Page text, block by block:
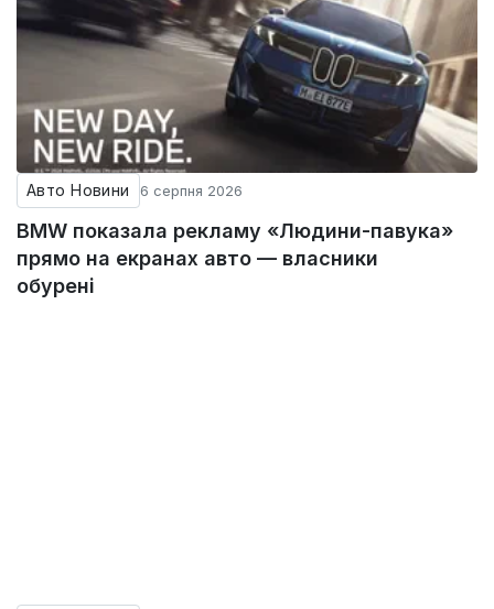
Авто Новини 6 серпня 2026
BMW показала рекламу «Людини-павука»
прямо на екранах авто — власники
обурені